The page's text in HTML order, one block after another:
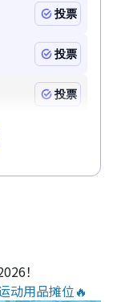
！
动用品摊位🔥